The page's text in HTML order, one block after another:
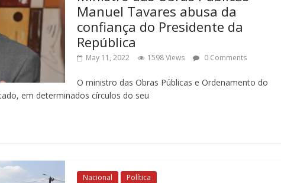
Manuel Tavares abusa da
confiança do Presidente da
República
May 11, 2022 1598 Views 0 Comments
O ministro das Obras Públicas e Ordenamento do
em determinados círculos do seu
Nacional Política